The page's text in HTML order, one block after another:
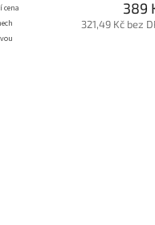
389
321,49 Kč bez